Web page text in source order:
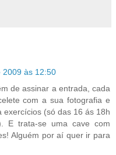
2009 às 12:50
de assinar a entrada, cada
com a sua fotografia e
exercícios (só das 16 ás 18h
E trata-se uma cave com
Alguém por aí quer ir para